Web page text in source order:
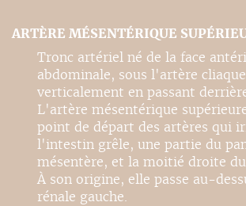
ARTÈRE MÉSENTÉRIQUE
Tronc artériel né de la face
abdominale, sous l'artère
verticalement en passant
L'artère mésentérique
point de départ des artères qui
l'intestin grêle, une partie du
mésentère, et la moitié droite
À son origine, elle passe au-
rénale gauche.